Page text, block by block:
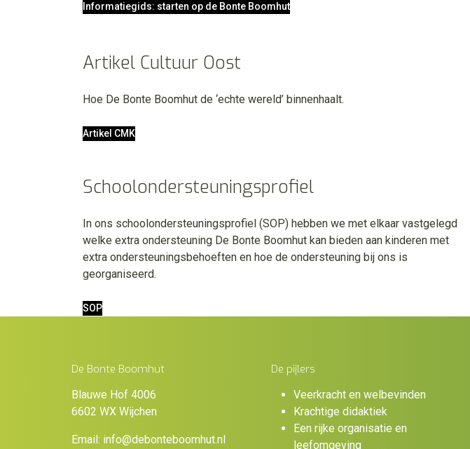
Informatiegids: starten op de Bonte Boomhut
Artikel Cultuur Oost
Hoe De Bonte Boomhut de ‘echte wereld’ binnenhaalt.
Artikel CMK
Schoolondersteuningsprofiel
In ons schoolondersteuningsprofiel (SOP) hebben we met elkaar vastgelegd
welke extra ondersteuning De Bonte Boomhut kan bieden aan kinderen met
extra ondersteuningsbehoeften en hoe de ondersteuning bij ons is
georganiseerd.
SOP
De Bonte Boomhut
Blauwe Hof 4006
6602 WX Wijchen
Email: info@debonteboomhut.nl
De pijlers
Veerkracht en welbevinden
Krachtige didaktiek
Een rijke organisatie en
leefomgeving